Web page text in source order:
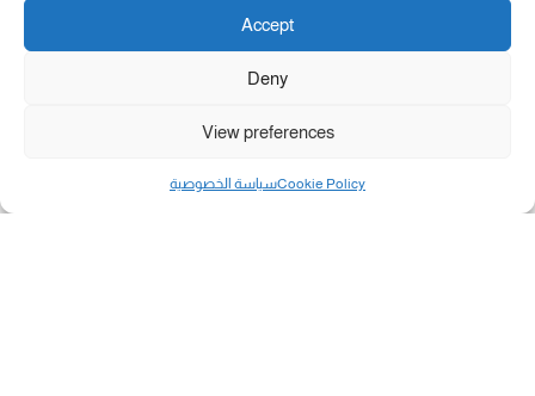
Accept
Deny
View preferences
Cookie Policyسياسة الخصوصية مال و أعمال